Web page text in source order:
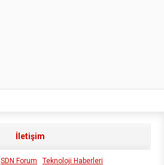
İletişim
SDN Forum Teknoloji Haberleri